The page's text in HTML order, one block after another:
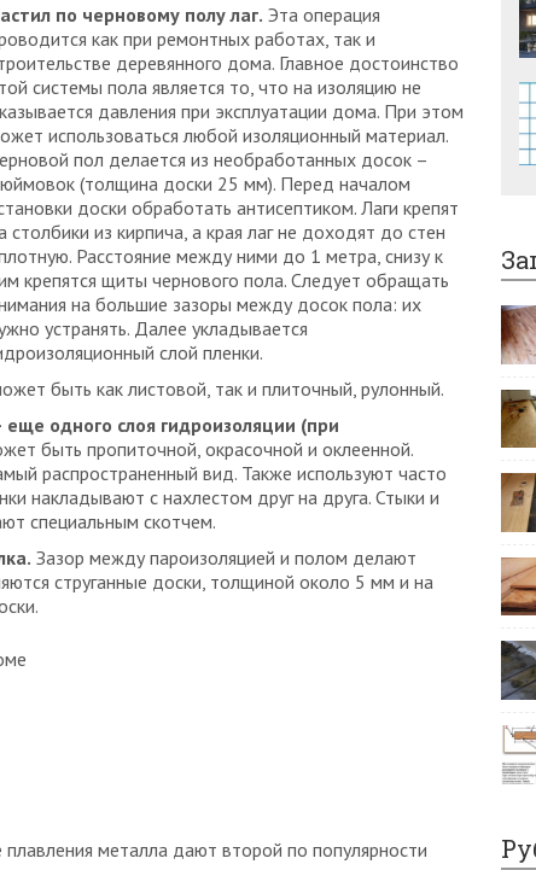
по черновому полу лаг. Эта операция
как при ремонтных работах, так и
деревянного дома. Главное достоинство
системы пола является то, что на изоляцию не
давления при эксплуатации дома. При этом
использоваться любой изоляционный материал.
пол делается из необработанных досок –
(толщина доски 25 мм). Перед началом
доски обработать антисептиком. Лаги крепят
столбики из кирпича, а края лаг не доходят до стен
Расстояние между ними до 1 метра, снизу к
крепятся щиты чернового пола. Следует обращать
на большие зазоры между досок пола: их
устранять. Далее укладывается
слой пленки.
быть как листовой, так и плиточный, рулонный.
одного слоя гидроизоляции (при
быть пропиточной, окрасочной и оклеенной.
распространенный вид. Также используют часто
накладывают с нахлестом друг на друга. Стыки и
специальным скотчем.
Зазор между пароизоляцией и полом делают
струганные доски, толщиной около 5 мм и на
металла дают второй по популярности